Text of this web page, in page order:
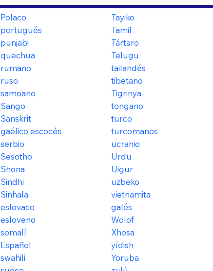
Polaco
portugués
punjabi
quechua
rumano
ruso
samoano
Sango
Sanskrit
gaélico escocés
serbio
Sesotho
Shona
Sindhi
Sinhala
eslovaco
esloveno
somalí
Español
swahili
Tayiko
Tamil
Tártaro
Telugu
tailandés
tibetano
Tigrinya
tongano
turco
turcomanos
ucranio
Urdu
Uigur
uzbeko
vietnamita
galés
Wolof
Xhosa
yídish
Yoruba